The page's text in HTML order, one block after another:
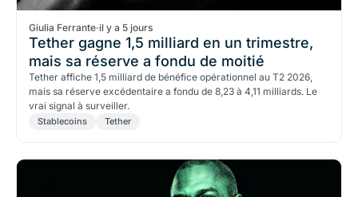
Giulia Ferrante·il y a 5 jours
Tether gagne 1,5 milliard en un trimestre,
mais sa réserve a fondu de moitié
Tether affiche 1,5 milliard de bénéfice opérationnel au T2 2026,
mais sa réserve excédentaire a fondu de 8,23 à 4,11 milliards. Le
vrai signal à surveiller.
Stablecoins Tether